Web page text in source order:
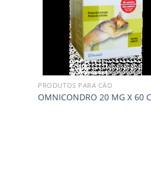
PRODUTOS PARA CÃO
OMNICONDRO 20 MG X 60